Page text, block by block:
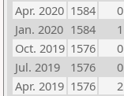
Apr. 2020 1584 0
Jan. 2020 1584 1
Oct. 2019 1576 0
Jul. 2019
1576 0
Apr. 2019 1576 2